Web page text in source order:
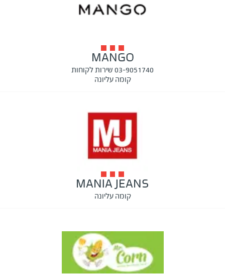
MANGO
03-9051740 שירות לקוחות
קומה עליונה
MANIA JEANS
קומה עליונה